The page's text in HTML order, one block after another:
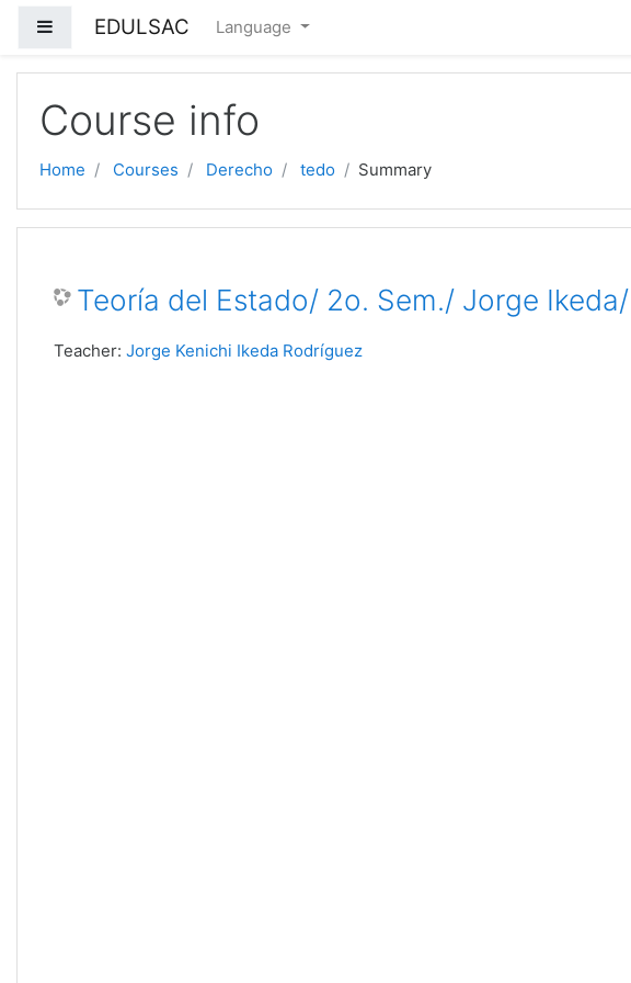
Side panel
EDULSAC Language
Course info
Home Courses Derecho tedo Summary
Teoría del Estado/ 2o. Sem./ Jorge
Teacher: Jorge Kenichi Ikeda Rodríguez